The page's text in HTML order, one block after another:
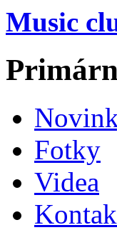
Music
Fotky
Videa